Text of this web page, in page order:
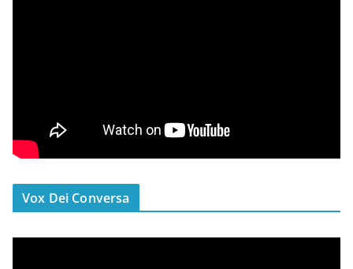
Vox Dei Conversa